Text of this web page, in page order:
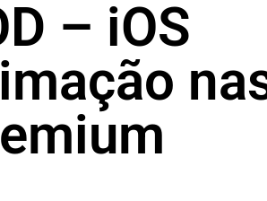
– iOS